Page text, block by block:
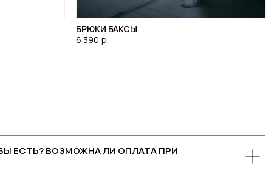
БРЮКИ БАКСЫ
6 390 р.
ЕСТЬ? ВОЗМОЖНА ЛИ ОПЛАТА ПРИ